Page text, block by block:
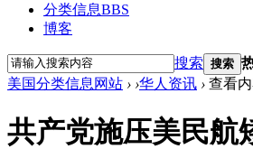
分类信息BBS
博客
搜索 搜索
美国分类信息网站 › ›华人资讯 › 查看
共产党施压美民航